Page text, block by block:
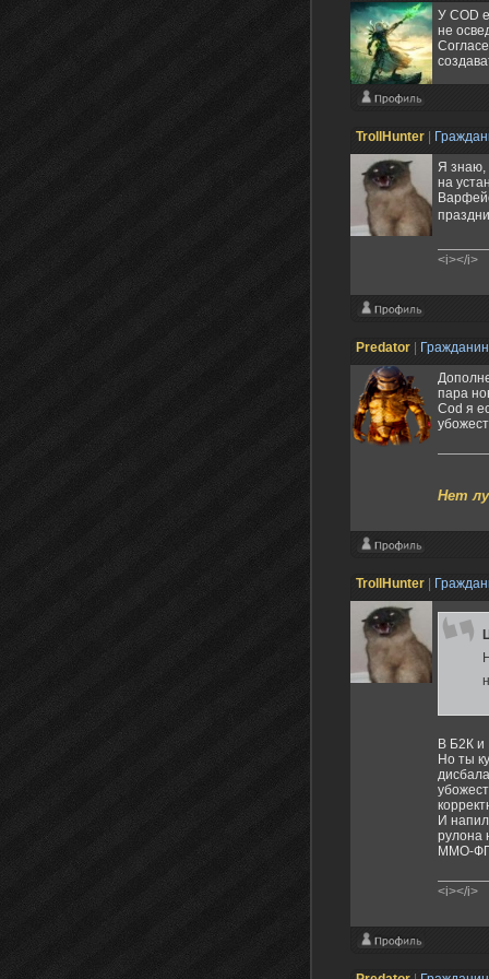
У COD
не
TrollHunter
Я знаю,
на
<i></i>
Predator
пара
Cod я
Нет
TrollHunter
В Б2К и
Но ты
И
рулона
ММО-
<i></i>